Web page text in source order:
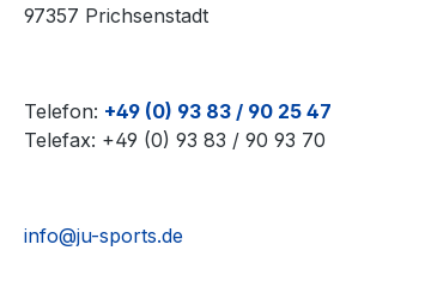
97357 Prichsenstadt
Telefon: +49 (0) 93 83 / 90 25 47
Telefax: +49 (0) 93 83 / 90 93 70
info@ju-sports.de